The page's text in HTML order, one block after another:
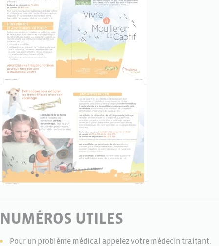
NUMÉROS UTILES
Pour un problème médical appelez votre médecin traitant.